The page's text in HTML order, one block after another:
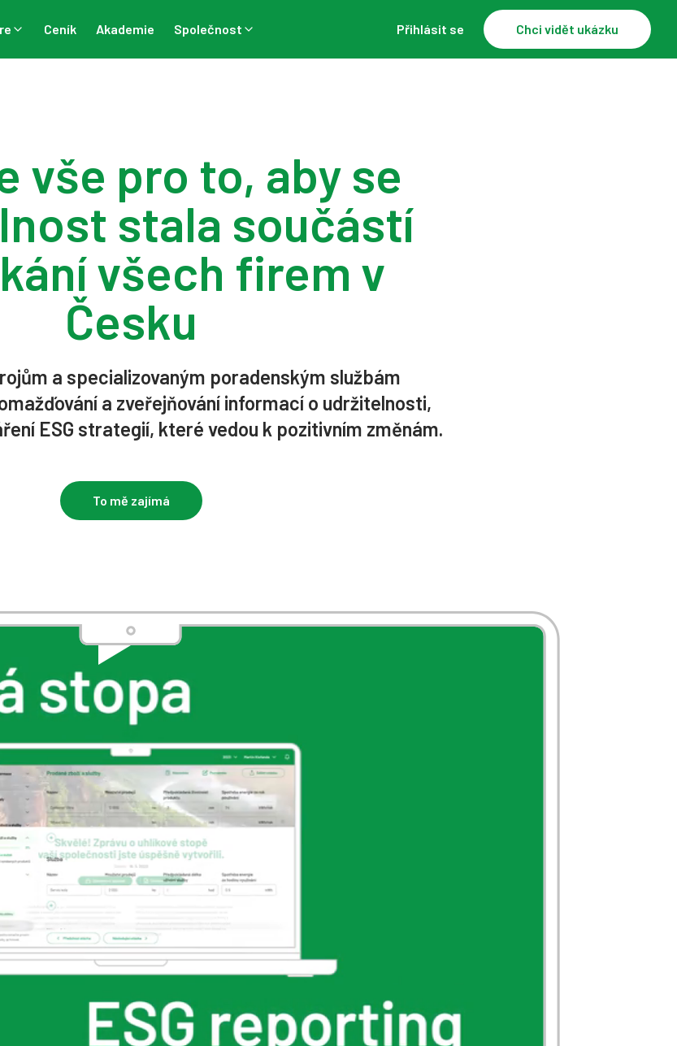
Ceník Akademie Společnost Přihlásit se Chci vidět ukázku
vše pro to, aby se
stala součástí
všech firem v
Česku
a specializovaným poradenským službám
a zveřejňování informací o udržitelnosti,
ESG strategií, které vedou k pozitivním změnám.
To mě zajímá